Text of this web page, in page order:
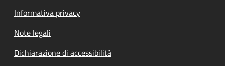
Informativa privacy
Note legali
Dichiarazione di accessibilità